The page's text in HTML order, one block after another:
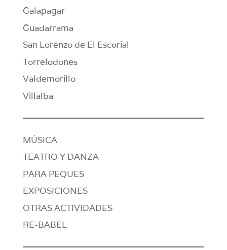
Galapagar
Guadarrama
San Lorenzo de El Escorial
Torrelodones
Valdemorillo
Villalba
MÚSICA
TEATRO Y DANZA
PARA PEQUES
EXPOSICIONES
OTRAS ACTIVIDADES
RE-BABEL